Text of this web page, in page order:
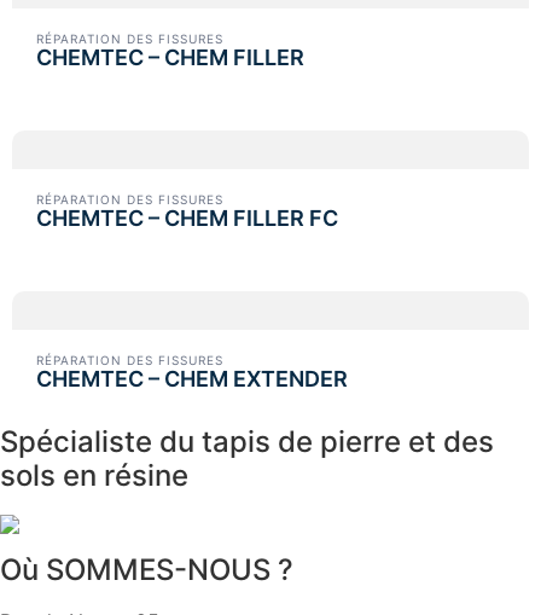
RÉPARATION DES FISSURES
CHEMTEC – CHEM FILLER
RÉPARATION DES FISSURES
CHEMTEC – CHEM FILLER FC
RÉPARATION DES FISSURES
CHEMTEC – CHEM EXTENDER
Spécialiste du tapis de pierre et des
sols en résine
Où SOMMES-NOUS ?